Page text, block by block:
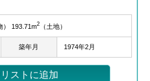
） 193.71m2（土地）
築年月 1974年2月
ストに追加